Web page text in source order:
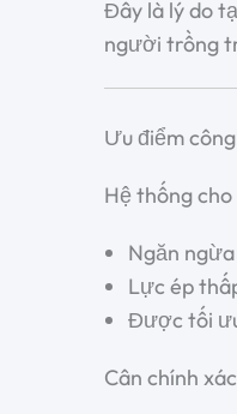
Đây là lý do
người trồng
Ưu điểm
Hệ thống
Ngăn
Lực ép
Được tối
Cân chính